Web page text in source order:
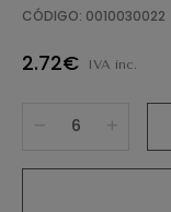
CÓDIGO: 0010030022
2.72€ IVA inc.